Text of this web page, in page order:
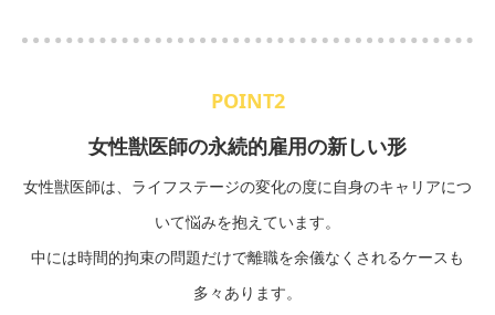
POINT2
女性獣医師の永続的雇用の新しい形
女性獣医師は、ライフステージの変化の度に自身のキャリアにつ
いて悩みを抱えています。
中には時間的拘束の問題だけで離職を余儀なくされるケースも
多々あります。